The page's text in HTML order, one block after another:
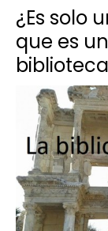
¿Es solo
que es